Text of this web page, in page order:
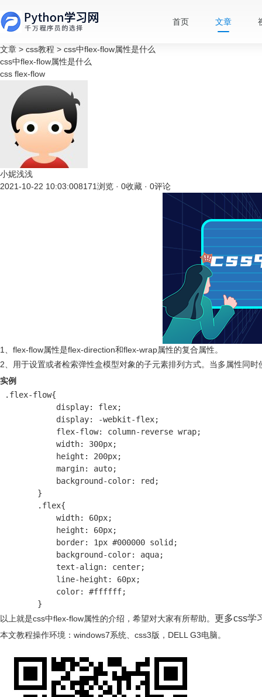
首页 文章
文章 > css教程 > css中flex-flow属性是什么
css中flex-flow属性是什么
css flex-flow
小妮浅浅
2021-10-22 10:03:008171浏览 · 0收藏 · 0评论
1、flex-flow属性是flex-direction和flex-wrap属性的复合属性。
2、用于设置或者检索弹性盒模型对象的子元素排列方式。当多属性同
实例
.flex-flow{
display: flex;
display: -webkit-flex;
flex-flow: column-reverse wrap;
width: 300px;
height: 200px;
margin: auto;
background-color: red;
}
.flex{
width: 60px;
height: 60px;
border: 1px #000000 solid;
background-color: aqua;
text-align: center;
line-height: 60px;
color: #ffffff;
}
以上就是css中flex-flow属性的介绍，希望对大家有所帮助。 更多css学
本文教程操作环境：windows7系统、css3版，DELL G3电脑。